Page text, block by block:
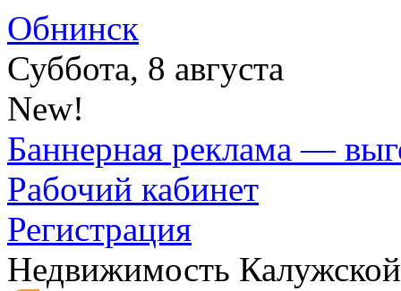
Обнинск
Суббота, 8 августа
New!
Баннерная реклама —
Рабочий кабинет
Регистрация
Недвижимость